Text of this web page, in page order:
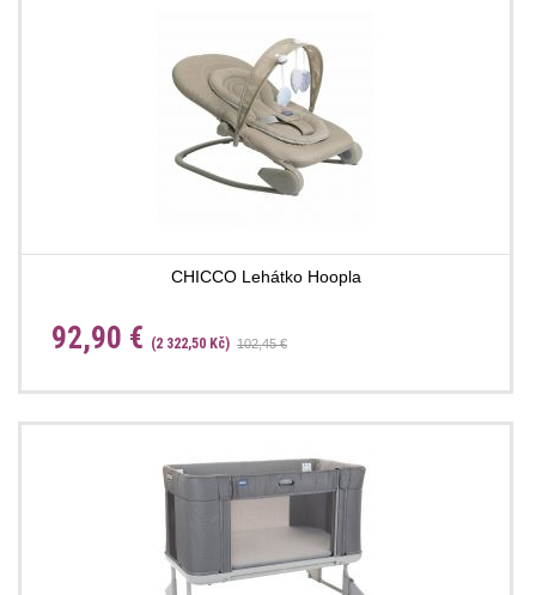
CHICCO Lehátko Hoopla
92,90 € (2 322,50 Kč) 102,45 €